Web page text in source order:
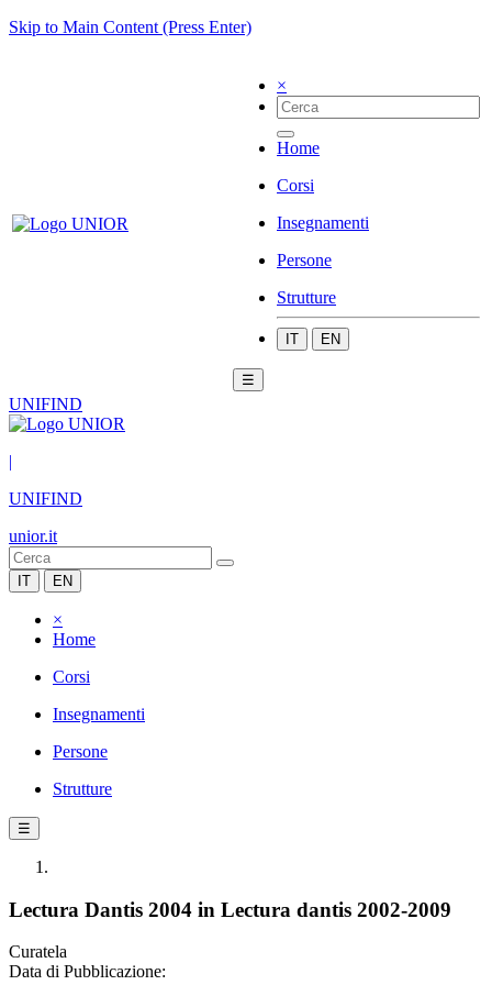
Skip to Main Content (Press Enter)
×
Home
Corsi
Insegnamenti
Persone
Strutture
IT EN
☰
UNIFIND
|
UNIFIND
unior.it
IT EN
×
Home
Corsi
Insegnamenti
Persone
Strutture
☰
Lectura Dantis 2004 in Lectura dantis 2002-2009
Curatela
Data di Pubblicazione: